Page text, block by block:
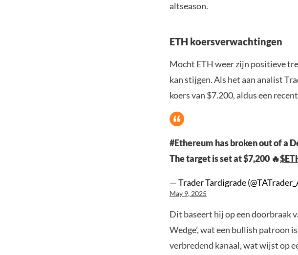
altseason.
ETH koersverwachtingen
Mocht ETH weer zijn positieve
kan stijgen. Als het aan analist
koers van $7.200, aldus een
#Ethereum has broken out of a
The target is set at $7,200 🔥
— Trader Tardigrade
May 9, 2025
Dit baseert hij op een doorbraak
Wedge’, wat een bullish patroon
verbredend kanaal, wat wijst op